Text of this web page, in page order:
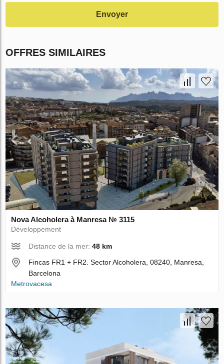
Envoyer
OFFRES SIMILAIRES
Nova Alcoholera à Manresa № 3115
Développement
Distance de la mer:48 km
Fincas FR1 + FR2. Sector Alcoholera, 08240, Manresa,
Barcelona
Metrovacesa